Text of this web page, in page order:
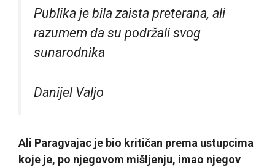
Publika je bila zaista preterana, ali
razumem da su podržali svog
sunarodnika
Danijel Valjo
Ali Paragvajac je bio kritičan prema ustupcima
koje je, po njegovom mišljenju, imao njegov